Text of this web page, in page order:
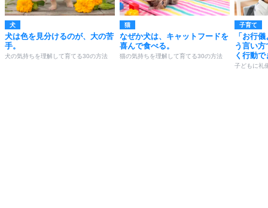
犬
犬は色を見分けるのが、大の苦
手。
犬の気持ちを理解して育てる30の方法
猫
なぜか犬は、キャットフードを
喜んで食べる。
猫の気持ちを理解して育てる30の方法
子育て
「お行
う言い
く行動
子どもに礼